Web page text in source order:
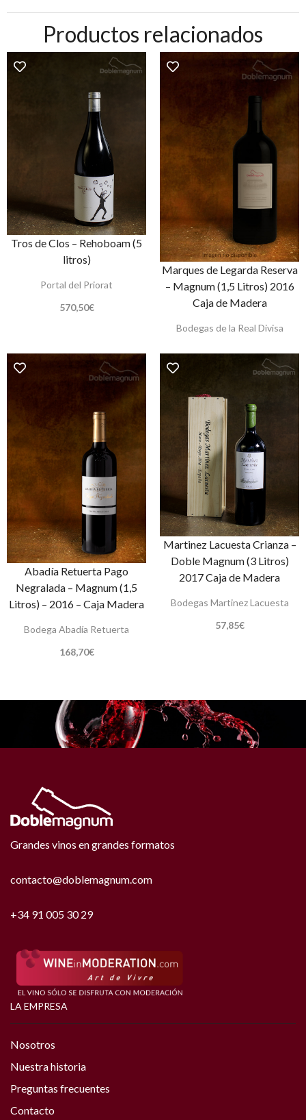
Productos relacionados
Tros de Clos – Rehoboam (5
litros)
Portal del Priorat
570,50€
Marques de Legarda Reserva
– Magnum (1,5 Litros) 2016
Caja de Madera
Bodegas de la Real Divisa
Abadía Retuerta Pago
Negralada – Magnum (1,5
Litros) – 2016 – Caja Madera
Bodega Abadía Retuerta
168,70€
Martinez Lacuesta Crianza –
Doble Magnum (3 Litros)
2017 Caja de Madera
Bodegas Martinez Lacuesta
57,85€
Grandes vinos en grandes formatos
contacto@doblemagnum.com
+34 91 005 30 29
LA EMPRESA
Nosotros
Nuestra historia
Preguntas frecuentes
Contacto